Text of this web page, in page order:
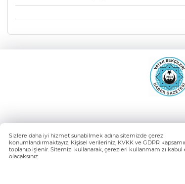
Sizlere daha iyi hizmet sunabilmek adına sitemizde çerez
konumlandırmaktayız. Kişisel verileriniz, KVKK ve GDPR
toplanıp işlenir. Sitemizi kullanarak, çerezleri kullanmamızı kabul
olacaksınız.